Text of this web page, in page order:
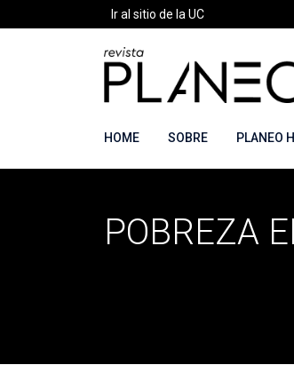
Ir al sitio de la UC
HOME SOBRE PLANEO
Portada »pobreza energética
POBREZA